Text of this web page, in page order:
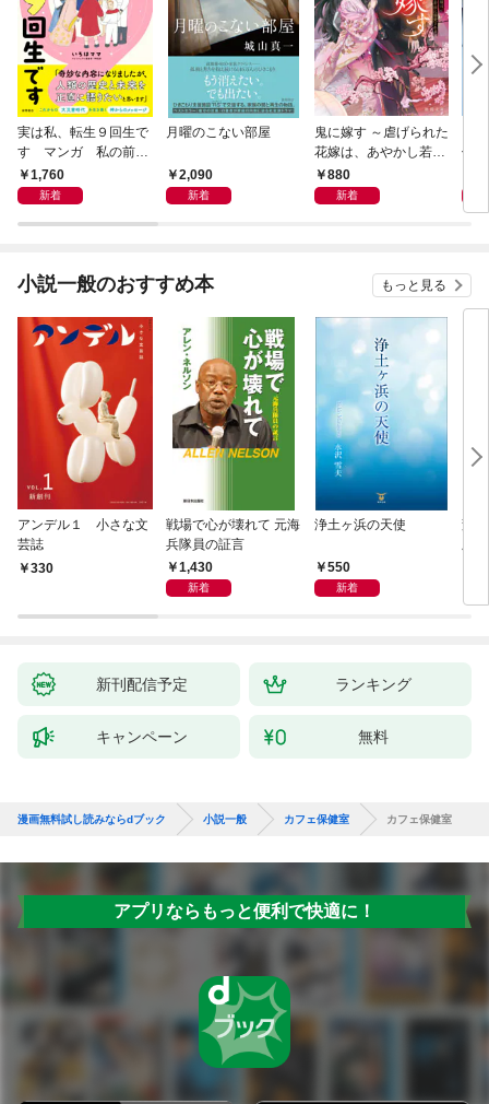
実は私、転生９回生で
す マンガ 私の前世
物語1,760
新着
月曜のこない部屋
2,090
新着
鬼に嫁す ～虐げられた
花嫁は、あやかし若頭
に溺愛される～
880
新着
件
小説一般のおすすめ本 もっと見る
アンデル１ 小さな文
芸誌
330
戦場で心が壊れて 元海
兵隊員の証言
1,430
新着
浄土ヶ浜の天使
550
新着
変
版
新刊配信予定 ランキング
キャンペーン 無料
漫画無料試し読みならdブック 小説一般 カフェ保健室 カフェ保健室
アプリならもっと便利で快適に！